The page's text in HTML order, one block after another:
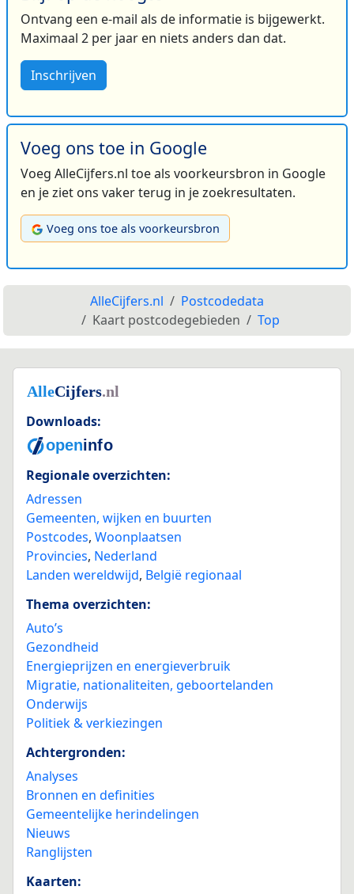
Ontvang een e-mail als de informatie is bijgewerkt.
Maximaal 2 per jaar en niets anders dan dat.
Inschrijven
Voeg ons toe in Google
Voeg AlleCijfers.nl toe als voorkeursbron in Google
en je ziet ons vaker terug in je zoekresultaten.
Voeg ons toe als voorkeursbron
AlleCijfers.nl
Postcodedata
Kaart postcodegebieden
Top
Downloads:
Regionale overzichten:
Adressen
Gemeenten, wijken en buurten
Postcodes, Woonplaatsen
Provincies, Nederland
Landen wereldwijd, België regionaal
Thema overzichten:
Auto’s
Gezondheid
Energieprijzen en energieverbruik
Migratie, nationaliteiten, geboortelanden
Onderwijs
Politiek & verkiezingen
Achtergronden:
Analyses
Bronnen en definities
Gemeentelijke herindelingen
Nieuws
Ranglijsten
Kaarten: